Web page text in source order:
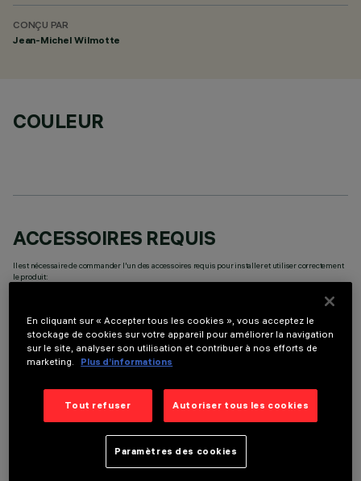
CONÇU PAR
Jean-Michel Wilmotte
COULEUR
ACCESSOIRES REQUIS
Il est nécessaire de commander l'un des accessoires requis pour installer et utiliser correctement
le produit:
En cliquant sur « Accepter tous les cookies », vous acceptez le
stockage de cookies sur votre appareil pour améliorer la navigation
sur le site, analyser son utilisation et contribuer à nos efforts de
marketing. Plus d’informations
Tout refuser Autoriser tous les cookies
Paramètres des cookies